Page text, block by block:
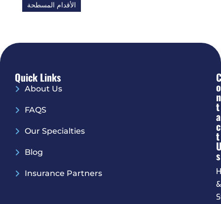
الأقدام المسطحة
Quick Links
About Us
FAQS
Our Specialties
Blog
Insurance Partners
C
O
N
T
A
C
T
S
&